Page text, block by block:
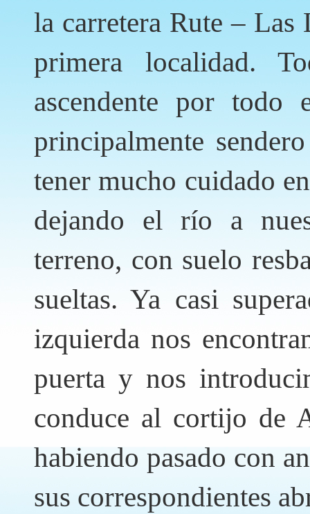
la carretera Rute –
primera localidad.
ascendente por todo
principalmente
tener mucho cuidado
dejando el río a
terreno, con suelo
sueltas. Ya casi
izquierda nos
puerta y nos
conduce al cortijo de
habiendo pasado con
sus correspondientes